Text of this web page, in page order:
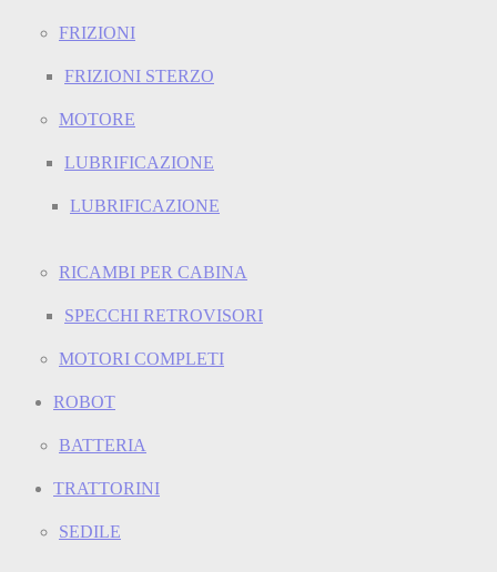
FRIZIONI
FRIZIONI STERZO
MOTORE
LUBRIFICAZIONE
LUBRIFICAZIONE
RICAMBI PER CABINA
SPECCHI RETROVISORI
MOTORI COMPLETI
ROBOT
BATTERIA
TRATTORINI
SEDILE